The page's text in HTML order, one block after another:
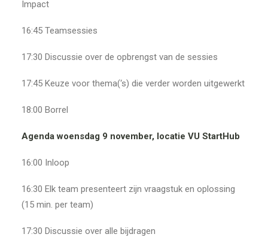
Impact
16:45 Teamsessies
17:30 Discussie over de opbrengst van de sessies
17:45 Keuze voor thema(‘s) die verder worden uitgewerkt
18:00 Borrel
Agenda woensdag 9 november, locatie VU StartHub
16:00 Inloop
16:30 Elk team presenteert zijn vraagstuk en oplossing
(15 min. per team)
17:30 Discussie over alle bijdragen